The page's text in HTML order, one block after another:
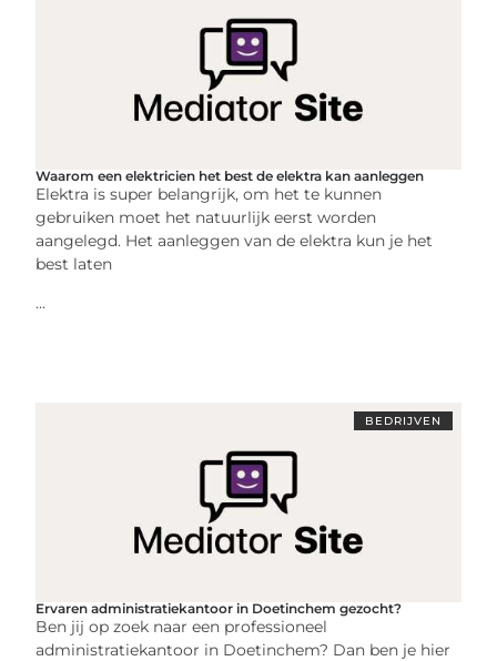
Waarom een elektricien het best de elektra kan aanleggen
Elektra is super belangrijk, om het te kunnen
gebruiken moet het natuurlijk eerst worden
aangelegd. Het aanleggen van de elektra kun je het
best laten
...
BEDRIJVEN
Ervaren administratiekantoor in Doetinchem gezocht?
Ben jij op zoek naar een professioneel
administratiekantoor in Doetinchem? Dan ben je hier